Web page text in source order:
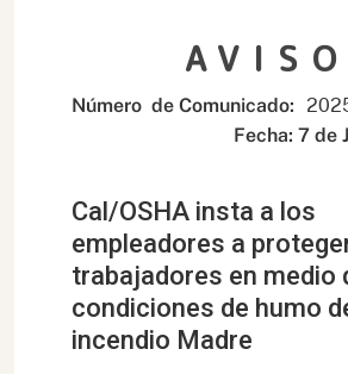
AVISO
Número de Comunicado:
Fecha: 7 de
Cal/OSHA insta a los
empleadores a
trabajadores en medio
condiciones de humo
incendio Madre